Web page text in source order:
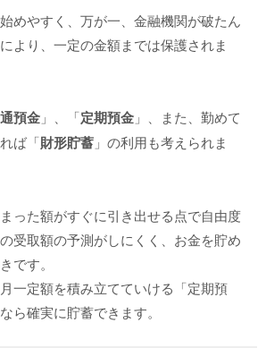
めやすく、万が一、金融機関が破たん
より、一定の金額までは保護されま
預金 」、「定期預金 」、また、勤めて
ば「財形貯蓄 」の利用も考えられま
った額がすぐに引き出せる点で自由度
受取額の予測がしにくく、お金を貯め
です。
一定額を積み立てていける「定期預
ら確実に貯蓄できます。